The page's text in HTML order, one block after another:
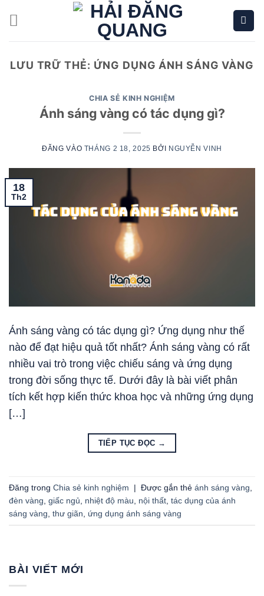
qua
LƯU TRỮ THẺ: ỨNG DỤNG ÁNH SÁNG VÀNG
CHIA SẺ KINH NGHIỆM
Ánh sáng vàng có tác dụng gì?
ĐĂNG VÀO THÁNG 2 18, 2025 BỞI NGUYỄN VINH
18
Th2
Ánh sáng vàng có tác dụng gì? Ứng dụng như thế
nào để đạt hiệu quả tốt nhất? Ánh sáng vàng có rất
nhiều vai trò trong việc chiếu sáng và ứng dụng
trong đời sống thực tế. Dưới đây là bài viết phân
tích kết hợp kiến thức khoa học và những ứng dụng
[…]
TIẾP TỤC ĐỌC →
Đăng trong Chia sẻ kinh nghiệm | Được gắn thẻ ánh sáng vàng
đèn vàng giấc ngủ nhiệt độ màu nội thất tác dụng của ánh
sáng vàng thư giãn ứng dụng ánh sáng vàng
BÀI VIẾT MỚI